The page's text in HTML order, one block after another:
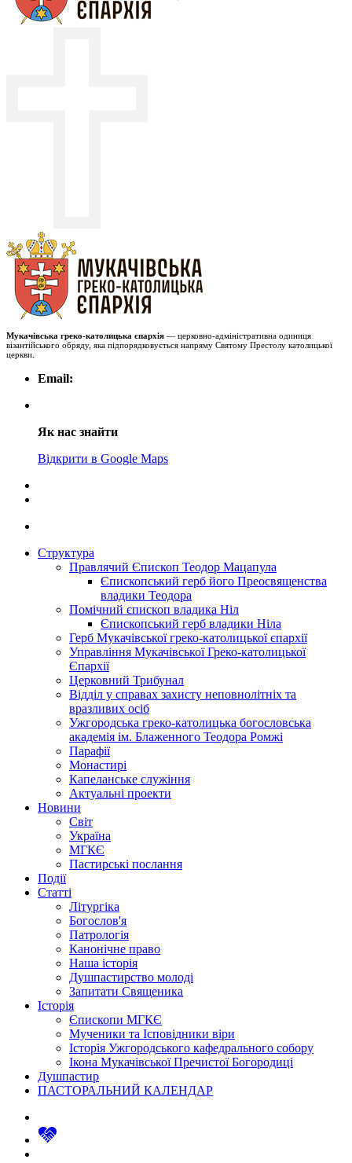
Мукачівська греко-католицька єпархія — церковно-адміністративна одиниця
візантійського обряду, яка підпорядковується напряму Святому Престолу католицької
церкви.
Email:
Як нас знайти
Відкрити в Google Maps
Структура
Правлячий Єпископ Теодор Мацапула
Єпископський герб його Преосвященства
владики Теодора
Помічний єпископ владика Ніл
Єпископський герб владики Ніла
Герб Мукачівської греко-католицької єпархії
Управління Мукачівської Греко-католицької
Єпархії
Церковний Трибунал
Відділ у справах захисту неповнолітніх та
вразливих осіб
Ужгородська греко-католицька богословська
академія ім. Блаженного Теодора Ромжі
Парафії
Монастирі
Капеланське служіння
Актуальні проекти
Новини
Світ
Україна
МГКЄ
Пастирські послання
Події
Статті
Літургіка
Богослов'я
Патрологія
Канонічне право
Наша історія
Душпастирство молоді
Запитати Священика
Історія
Єпископи МГКЄ
Мученики та Ісповідники віри
Історія Ужгородського кафедрального собору
Ікона Мукачівської Пречистої Богородиці
Душпастир
ПАСТОРАЛЬНИЙ КАЛЕНДАР